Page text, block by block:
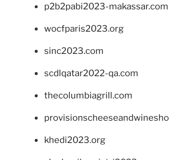
p2b2pabi2023-makassar.com
wocfparis2023.org
sinc2023.com
scdlqatar2022-qa.com
thecolumbiagrill.com
khedi2023.org